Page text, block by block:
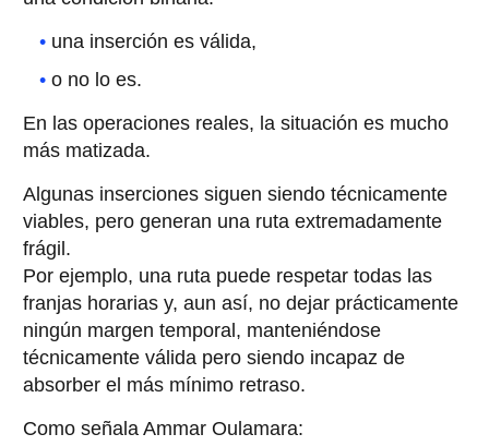
una inserción es válida,
o no lo es.
En las operaciones reales, la situación es mucho
más matizada.
Algunas inserciones siguen siendo técnicamente
viables, pero generan una ruta extremadamente
frágil.
Por ejemplo, una ruta puede respetar todas las
franjas horarias y, aun así, no dejar prácticamente
ningún margen temporal, manteniéndose
técnicamente válida pero siendo incapaz de
absorber el más mínimo retraso.
Como señala Ammar Oulamara: